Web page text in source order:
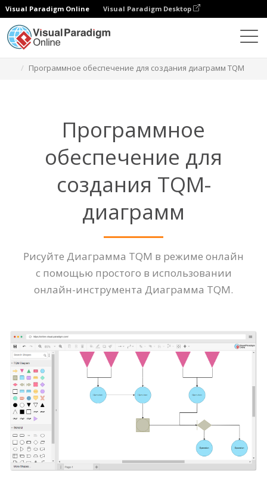
Visual Paradigm Online Visual Paradigm Desktop
Программное обеспечение для создания диаграмм TQM
Программное
обеспечение для
создания TQM-
диаграмм
Рисуйте Диаграмма TQM в режиме онлайн
с помощью простого в использовании
онлайн-инструмента Диаграмма TQM.